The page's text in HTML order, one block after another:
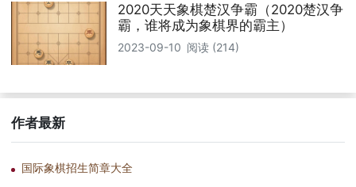
2020天天象棋楚汉争霸（2020楚汉争
霸，谁将成为象棋界的霸主）
2023-09-10 阅读 (214)
作者最新
国际象棋招生简章大全